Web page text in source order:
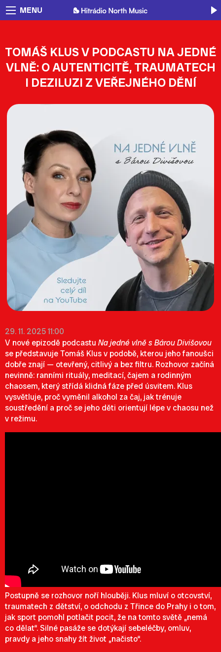
MENU
TOMÁŠ KLUS V PODCASTU NA JEDNÉ
VLNĚ: O AUTENTICITĚ, TRAUMATECH
I DEZILUZI Z VEŘEJNÉHO DĚNÍ
29. 11. 2025 11:00
V nové epizodě podcastu Na jedné vlně s Bárou Divišovou
se představuje Tomáš Klus v podobě, kterou jeho fanoušci
dobře znají — otevřený, citlivý a bez filtru. Rozhovor začíná
nevinně: ranními rituály, meditací, čajem a rodinným
chaosem, který střídá klidná fáze před úsvitem. Klus
vysvětluje, proč vyměnil alkohol za čaj, jak trénuje
soustředění a proč se jeho děti orientují lépe v chaosu než
v režimu.
Postupně se rozhovor noří hlouběji. Klus mluví o otcovství,
traumatech z dětství, o odchodu z Třince do Prahy i o tom,
jak sport pomohl potlačit pocit, že na tomto světě „nemá
co dělat“. Silné pasáže se dotýkají sebeléčby, omluv,
pravdy a jeho snahy žít život „načisto“.